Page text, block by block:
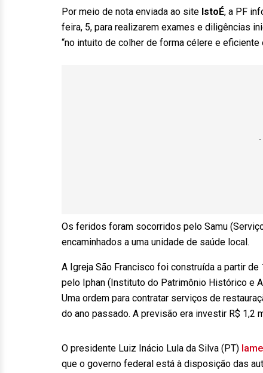
Por meio de nota enviada ao site IstoÉ, a PF
feira, 5, para realizarem exames e diligências
“no intuito de colher de forma célere e
Os feridos foram socorridos pelo Samu
encaminhados a uma unidade de saúde local.
A Igreja São Francisco foi construída a partir
pelo Iphan (Instituto do Patrimônio Histórico e
Uma ordem para contratar serviços de
do ano passado. A previsão era investir R$ 1,2
O presidente Luiz Inácio Lula da Silva (PT)
que o governo federal está à disposição das